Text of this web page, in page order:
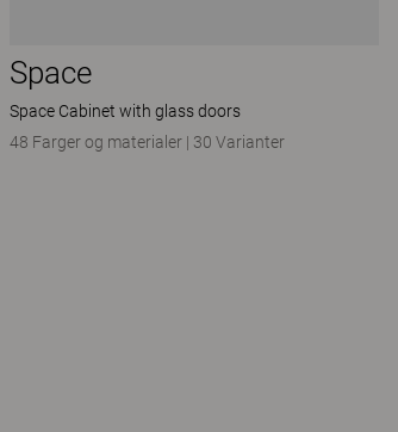
Space
Space Cabinet with glass doors
48 Farger og materialer | 30 Varianter